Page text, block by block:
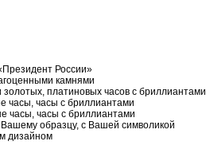
России»
камнями
платиновых часов с бриллиантами
часы, часы с бриллиантами
часы, часы с бриллиантами
Вашему образцу, с Вашей символикой
дизайном